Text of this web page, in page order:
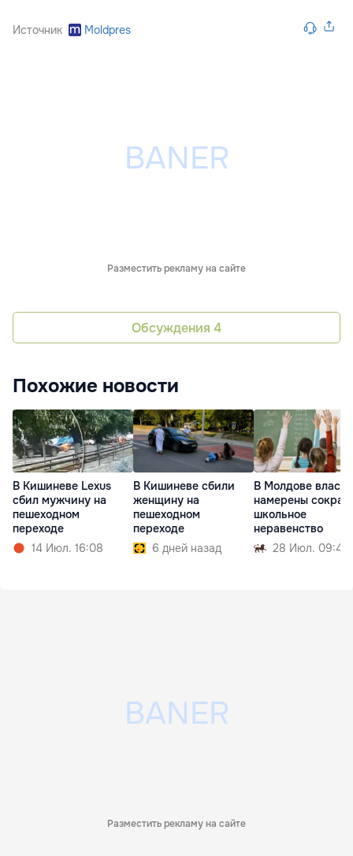
Источник Moldpres
Разместить рекламу на сайте
Обсуждения 4
Похожие новости
В Кишиневе Lexus
сбил мужчину на
пешеходном
переходе
14 Июл. 16:08
В Кишиневе сбили
женщину на
пешеходном
переходе
6 дней назад
В Молдове власти
намерены
школьное
неравенство
28 Июл. 09:42
Разместить рекламу на сайте